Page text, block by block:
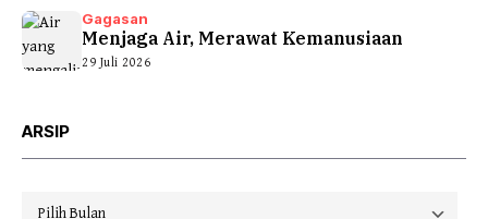
Gagasan
Menjaga Air, Merawat Kemanusiaan
29 Juli 2026
ARSIP
Arsip